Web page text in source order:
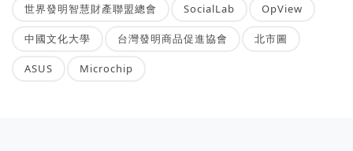
世界發明智慧財產聯盟總會 SocialLab OpView
中國文化大學 台灣發明商品促進協會 北市圖
ASUS Microchip